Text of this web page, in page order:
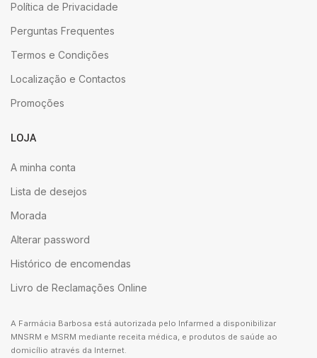
Política de Privacidade
Perguntas Frequentes
Termos e Condições
Localização e Contactos
Promoções
LOJA
A minha conta
Lista de desejos
Morada
Alterar password
Histórico de encomendas
Livro de Reclamações Online
A Farmácia Barbosa está autorizada pelo Infarmed a disponibilizar
MNSRM e MSRM mediante receita médica, e produtos de saúde ao
domicílio através da Internet.